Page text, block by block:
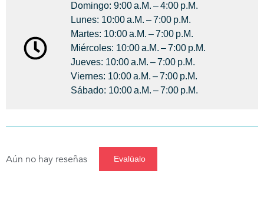
Domingo: 9:00 A.m. – 4:00 P.m.
Lunes: 10:00 A.m. – 7:00 P.m.
Martes: 10:00 A.m. – 7:00 P.m.
Miércoles: 10:00 A.m. – 7:00 P.m.
Jueves: 10:00 A.m. – 7:00 P.m.
Viernes: 10:00 A.m. – 7:00 P.m.
Sábado: 10:00 A.m. – 7:00 P.m.
Aún no hay reseñas Evalúalo